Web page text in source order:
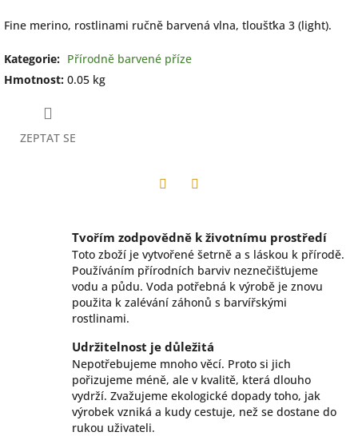
Fine merino, rostlinami ručně barvená vlna, tloušťka 3 (light).
Kategorie: Přírodně barvené příze
Hmotnost: 0.05 kg
ZEPTAT SE
Tvořím zodpovědně k životnímu prostředí
Toto zboží je vytvořené šetrně a s láskou k přírodě.
Používáním přírodních barviv neznečišťujeme
vodu a půdu. Voda potřebná k výrobě je znovu
použita k zalévání záhonů s barvířskými
rostlinami.
Udržitelnost je důležitá
Nepotřebujeme mnoho věcí. Proto si jich
pořizujeme méně, ale v kvalitě, která dlouho
vydrží. Zvažujeme ekologické dopady toho, jak
výrobek vzniká a kudy cestuje, než se dostane do
rukou uživateli.